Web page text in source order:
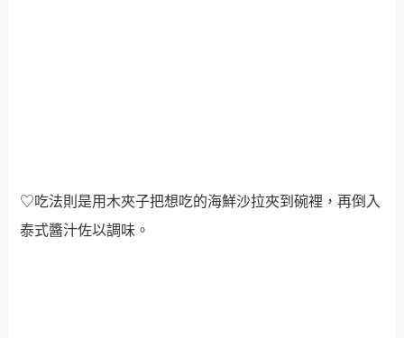
♡吃法則是用木夾子把想吃的海鮮沙拉夾到碗裡，再倒入
泰式醬汁佐以調味。